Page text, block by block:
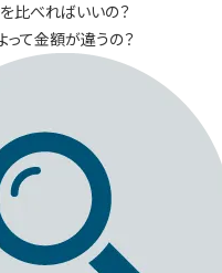
比べればいいの？
って金額が違うの？